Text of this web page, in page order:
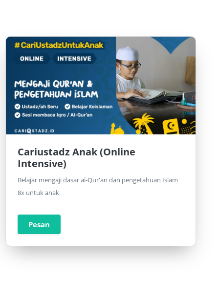
Cariustadz Anak (Online
Intensive)
Belajar mengaji dasar al-Qur'an dan pengetahuan Islam
8x untuk anak
Pesan